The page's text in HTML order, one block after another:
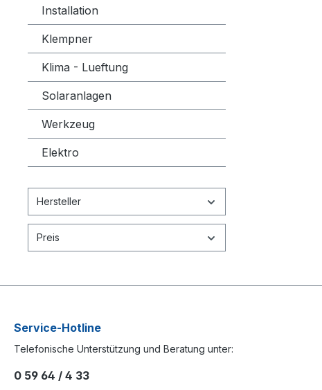
Installation
Klempner
Klima - Lueftung
Solaranlagen
Werkzeug
Elektro
Hersteller
Preis
Service-Hotline
Telefonische Unterstützung und Beratung unter:
0 59 64 / 4 33